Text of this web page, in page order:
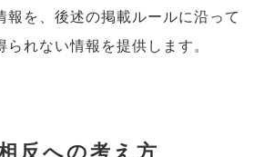
報を、後述の掲載ルールに沿って
られない情報を提供します。